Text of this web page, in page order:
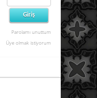
Parolamı unuttum
Üye olmak istiyorum